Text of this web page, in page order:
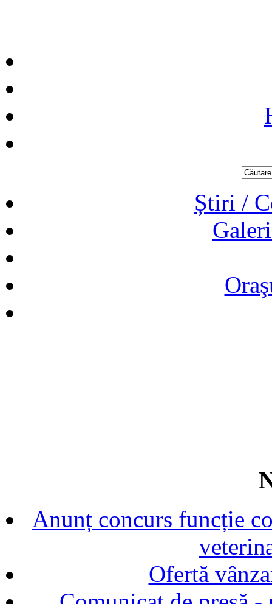
Știri /
Anunț concurs funcție
Ofertă